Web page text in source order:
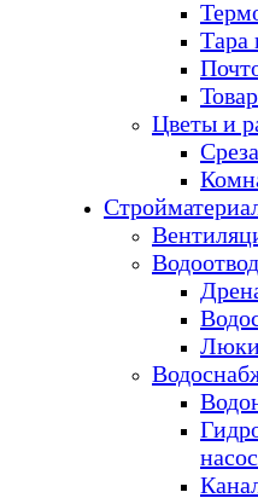
Тара
Цветы и
Водоотвод
Люки